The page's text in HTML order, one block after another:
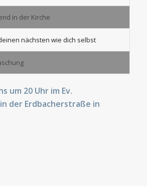
in der Kirche
nächsten wie dich selbst
um 20 Uhr im Ev.
der Erdbacherstraße in